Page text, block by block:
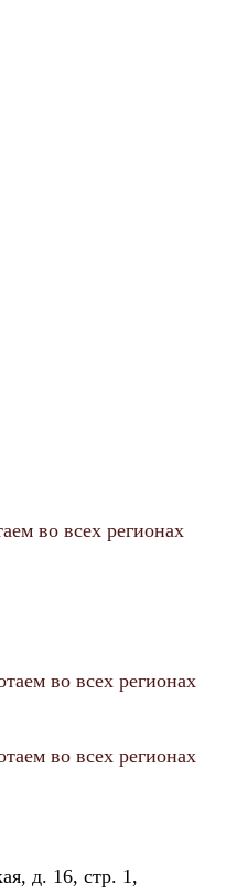
во всех регионах
во всех регионах
во всех регионах
д. 16, стр. 1,